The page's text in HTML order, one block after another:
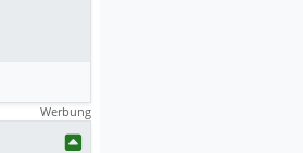
Werbung